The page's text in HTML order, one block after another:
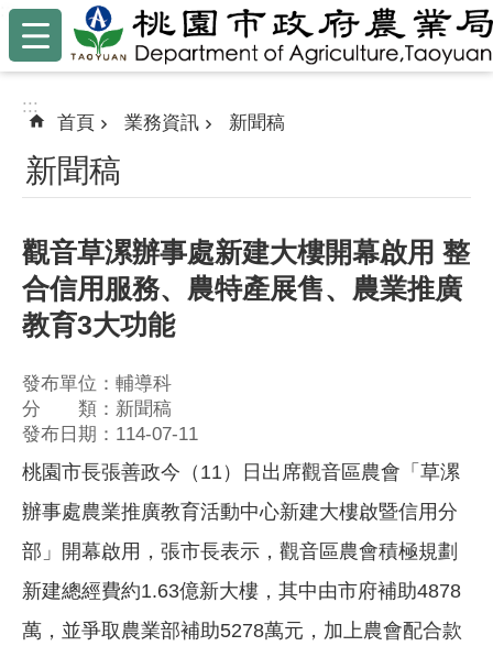
跳到主要內容區塊
:::
:::
首頁 業務資訊 新聞稿
新聞稿
觀音草漯辦事處新建大樓開幕啟用 整
合信用服務、農特產展售、農業推廣
教育3大功能
發布單位：輔導科
分 類：新聞稿
發布日期：114-07-11
桃園市長張善政今（11）日出席觀音區農會「草漯
辦事處農業推廣教育活動中心新建大樓啟暨信用分
部」開幕啟用，張市長表示，觀音區農會積極規劃
新建總經費約1.63億新大樓，其中由市府補助4878
萬，並爭取農業部補助5278萬元，加上農會配合款